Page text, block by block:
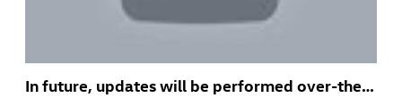
In future, updates will be performed over-the-air